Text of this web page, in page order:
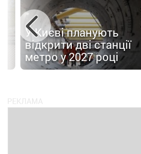
У Києві планують
відкрити дві станції
метро у 2027 році